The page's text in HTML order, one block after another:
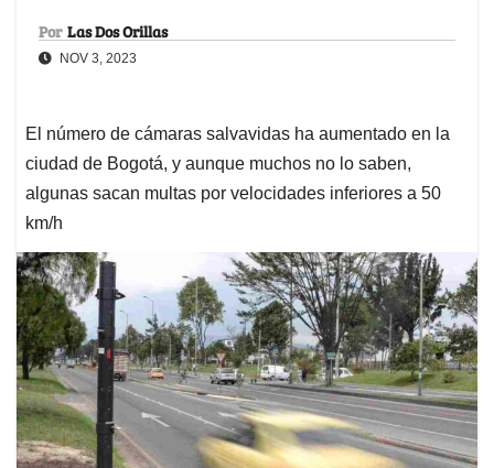
Por Las Dos Orillas
NOV 3, 2023
El número de cámaras salvavidas ha aumentado en la
ciudad de Bogotá, y aunque muchos no lo saben,
algunas sacan multas por velocidades inferiores a 50
km/h